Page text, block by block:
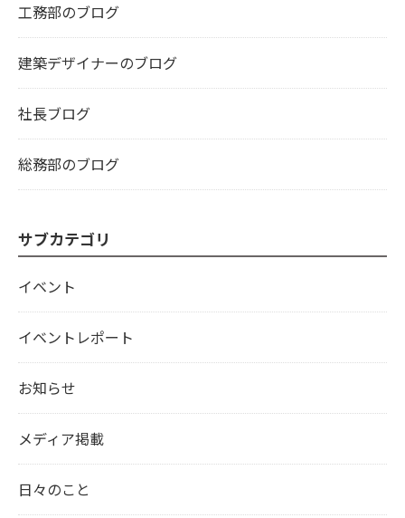
工務部のブログ
建築デザイナーのブログ
社長ブログ
総務部のブログ
サブカテゴリ
イベント
イベントレポート
お知らせ
メディア掲載
日々のこと